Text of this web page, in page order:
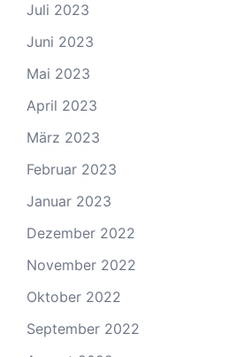
Juli 2023
Juni 2023
Mai 2023
April 2023
März 2023
Februar 2023
Januar 2023
Dezember 2022
November 2022
Oktober 2022
September 2022